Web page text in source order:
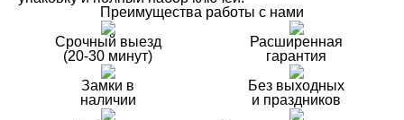
Преимущества работы с нами
Срочный выезд
(20-30 минут)
Расширенная
гарантия
Замки в
наличии
Без выходных
и праздников